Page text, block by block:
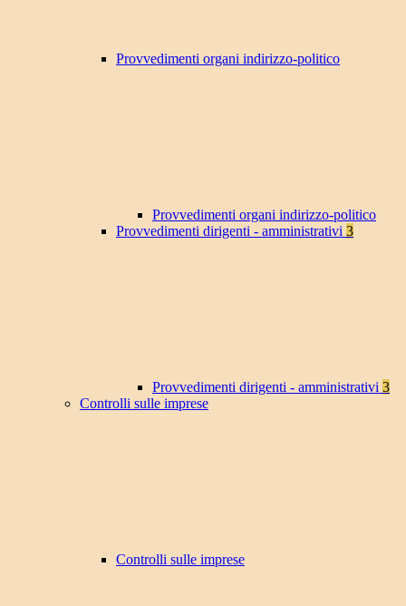
Provvedimenti organi indirizzo-politico
Provvedimenti organi indirizzo-politico
Provvedimenti dirigenti - amministrativi 3
Provvedimenti dirigenti - amministrativi 3
Controlli sulle imprese
Controlli sulle imprese